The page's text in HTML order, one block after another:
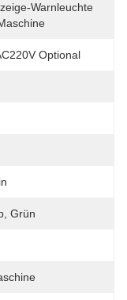
Warnleuchte
Optional
Grün